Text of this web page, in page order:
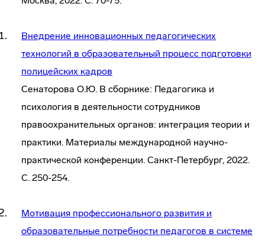
Внедрение инновационных педагогических
технологий в образовательный процесс подготовки
полицейских кадров
Сенаторова О.Ю. В сборнике: Педагогика и
психология в деятельности сотрудников
правоохранительных органов: интеграция теории и
практики. Материалы международной научно-
практической конференции. Санкт-Петербург, 2022.
С. 250-254.
Мотивация профессионального развития и
образовательные потребности педагогов в системе